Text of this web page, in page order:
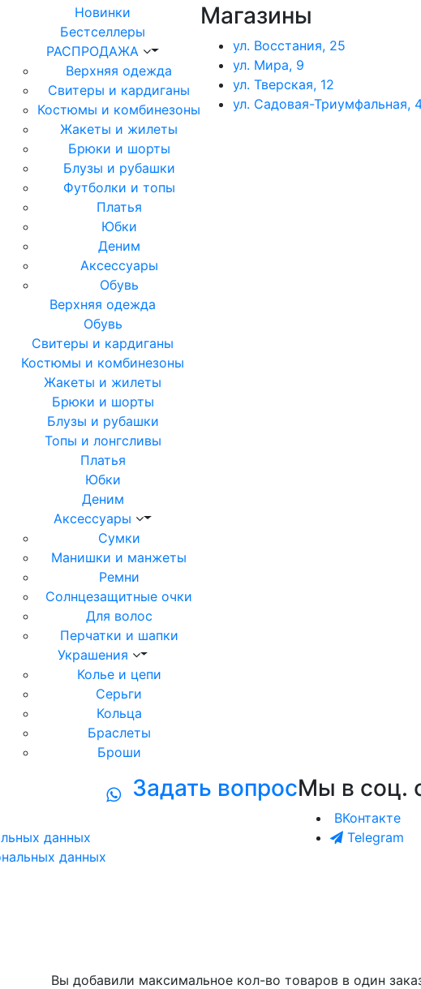
Новинки
Бестселлеры
РАСПРОДАЖА
Верхняя одежда
Свитеры и кардиганы
Костюмы и комбинезоны
Жакеты и жилеты
Брюки и шорты
Блузы и рубашки
Футболки и топы
Платья
Юбки
Деним
Аксессуары
Обувь
Верхняя одежда
Обувь
Свитеры и кардиганы
Костюмы и комбинезоны
Жакеты и жилеты
Брюки и шорты
Блузы и рубашки
Топы и лонгсливы
Платья
Юбки
Деним
Аксессуары
Сумки
Манишки и манжеты
Ремни
Солнцезащитные очки
Для волос
Перчатки и шапки
Украшения
Колье и цепи
Серьги
Кольца
Браслеты
Броши
Магазины
ул. Восстания, 25
ул. Мира, 9
ул. Тверская, 12
ул. Садовая-Триумфальная,
данных
данных
Задать вопросМы в соц.
ВКонтакте
Telegram
Вы добавили максимальное кол-во товаров в один